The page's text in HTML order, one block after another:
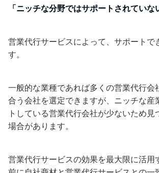
「ニッチな分野ではサポートされていな
営業代行サービスによって、サポートで
す。
一般的な業種であれば多くの営業代行会
合う会社を選定できますが、ニッチな産
トしている営業代行会社が少ないため見
場合があります。
営業代行サービスの効果を最大限に活用